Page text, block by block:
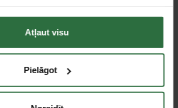
Atļaut visu
Pielāgot